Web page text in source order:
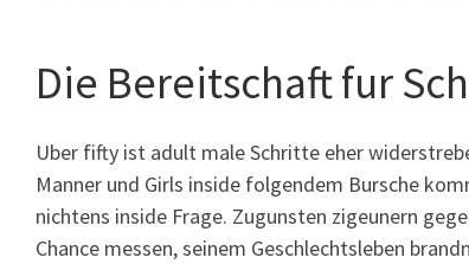
Die Bereitschaft fur
Uber fifty ist adult male Schritte eher
Manner und Girls inside folgendem Bursche
nichtens inside Frage. Zugunsten zigeunern
Chance messen, seinem Geschlechtsleben